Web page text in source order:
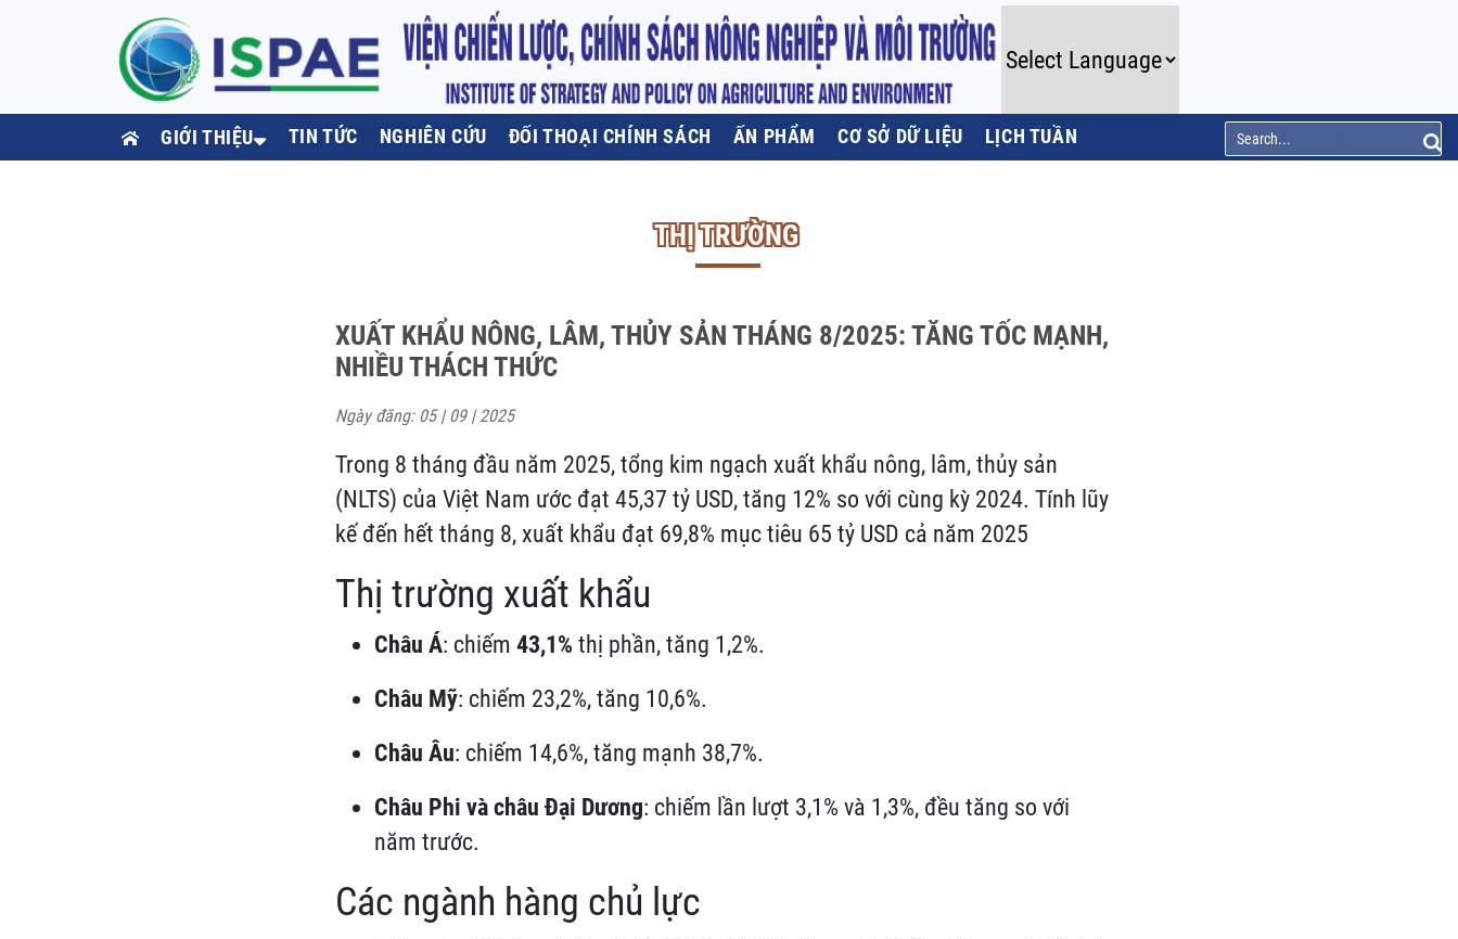
GIỚI THIỆU TIN TỨC NGHIÊN CỨU ĐỐI THOẠI CHÍNH SÁCH ẤN PHẨM CƠ SỞ DỮ LIỆU LỊCH TUẦN
THỊ TRƯỜNG
XUẤT KHẨU NÔNG, LÂM, THỦY SẢN THÁNG 8/2025: TĂNG TỐC MẠNH,
NHIỀU THÁCH THỨC
Ngày đăng: 05 | 09 | 2025
Trong 8 tháng đầu năm 2025, tổng kim ngạch xuất khẩu nông, lâm, thủy sản
(NLTS) của Việt Nam ước đạt 45,37 tỷ USD, tăng 12% so với cùng kỳ 2024. Tính lũy
kế đến hết tháng 8, xuất khẩu đạt 69,8% mục tiêu 65 tỷ USD cả năm 2025
Thị trường xuất khẩu
Châu Á: chiếm43,1% thị phần, tăng 1,2%.
Châu Mỹ: chiếm 23,2%, tăng 10,6%.
Châu Âu: chiếm 14,6%, tăng mạnh 38,7%.
Châu Phi và châu Đại Dương: chiếm lần lượt 3,1% và 1,3%, đều tăng so với
năm trước.
Các ngành hàng chủ lực